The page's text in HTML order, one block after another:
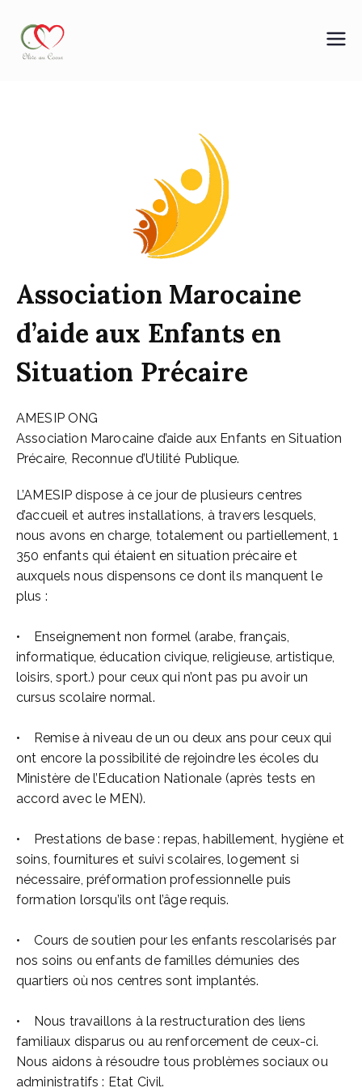
Association Marocaine
d’aide aux Enfants en
Situation Précaire
AMESIP ONG
Association Marocaine d’aide aux Enfants en Situation
Précaire, Reconnue d’Utilité Publique.
L’AMESIP dispose à ce jour de plusieurs centres
d’accueil et autres installations, à travers lesquels,
nous avons en charge, totalement ou partiellement, 1
350 enfants qui étaient en situation précaire et
auxquels nous dispensons ce dont ils manquent le
plus :
• Enseignement non formel (arabe, français,
informatique, éducation civique, religieuse, artistique,
loisirs, sport.) pour ceux qui n’ont pas pu avoir un
cursus scolaire normal.
• Remise à niveau de un ou deux ans pour ceux qui
ont encore la possibilité de rejoindre les écoles du
Ministère de l’Education Nationale (après tests en
accord avec le MEN).
• Prestations de base : repas, habillement, hygiène et
soins, fournitures et suivi scolaires, logement si
nécessaire, préformation professionnelle puis
formation lorsqu’ils ont l’âge requis.
• Cours de soutien pour les enfants rescolarisés par
nos soins ou enfants de familles démunies des
quartiers où nos centres sont implantés.
• Nous travaillons à la restructuration des liens
familiaux disparus ou au renforcement de ceux-ci.
Nous aidons à résoudre tous problèmes sociaux ou
administratifs : Etat Civil.